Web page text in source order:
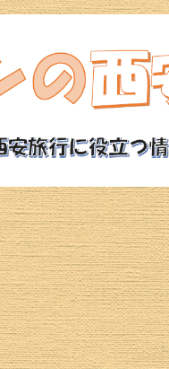
西安旅行ガイド
西安観光モデルコース
西安ホテル
西安観光スポット
魅惑の西安グルメ
航空券
西安ツアー
治安情報